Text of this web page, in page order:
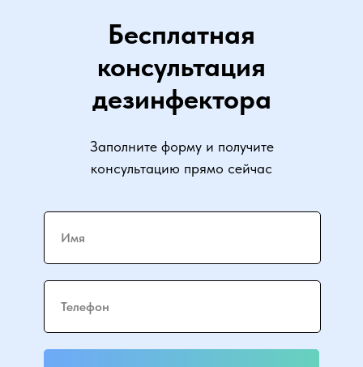
Заполните форму и получите
консультацию прямо сейчас
Бесплатная
консультация
дезинфектора